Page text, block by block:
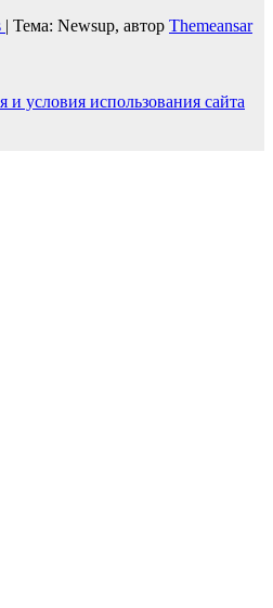
Тема: Newsup, автор Themeansar
условия использования сайта